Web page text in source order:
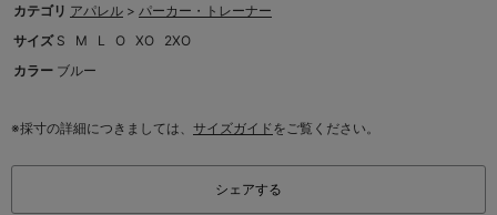
カテゴリ アパレル > パーカー・トレーナー
サイズ S M L O XO
2XO
カラー ブルー
※採寸の詳細につきましては、 サイズガイドをご覧ください。
シェアする